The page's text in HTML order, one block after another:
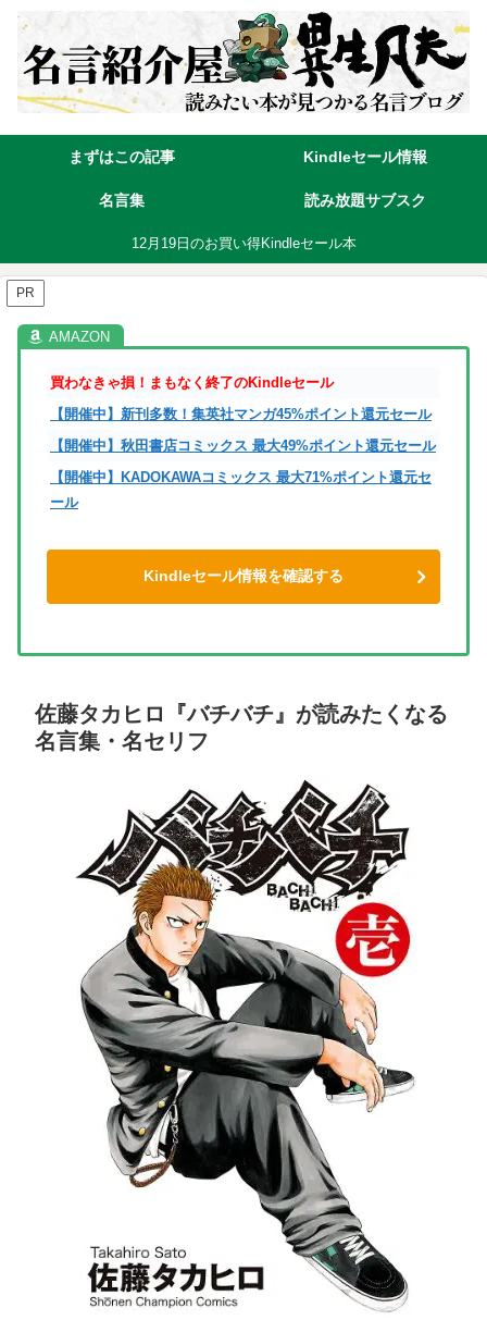
まずはこの記事 Kindleセール情報
名言集 読み放題サブスク
12月19日のお買い得Kindleセール本
PR
買わなきゃ損！まもなく終了のKindleセール
【開催中】新刊多数！集英社マンガ45%ポイント還元セール
【開催中】秋田書店コミックス 最大49%ポイント還元セール
【開催中】KADOKAWAコミックス 最大71%ポイント還元セ
ール
Kindleセール情報を確認する
佐藤タカヒロ『バチバチ』が読みたくなる
名言集・名セリフ